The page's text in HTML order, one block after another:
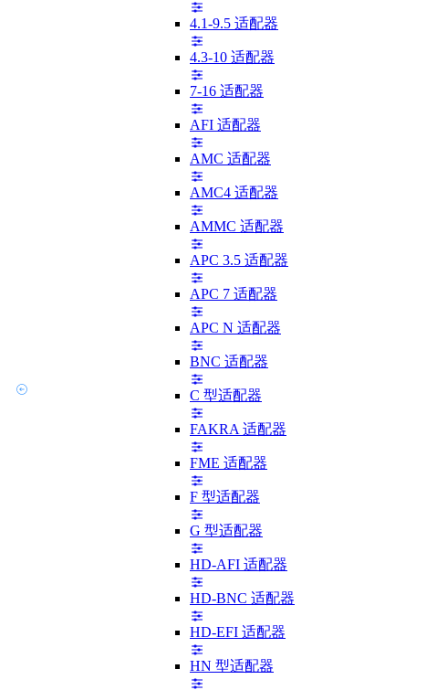
4.1-9.5 适配器
4.3-10 适配器
7-16 适配器
AFI 适配器
AMC 适配器
AMC4 适配器
AMMC 适配器
APC 3.5 适配器
APC 7 适配器
APC N 适配器
BNC 适配器
C 型适配器
FAKRA 适配器
FME 适配器
F 型适配器
G 型适配器
HD-AFI 适配器
HD-BNC 适配器
HD-EFI 适配器
HN 型适配器